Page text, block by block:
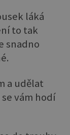
láká
to tak
snadno
a udělat
vám hodí